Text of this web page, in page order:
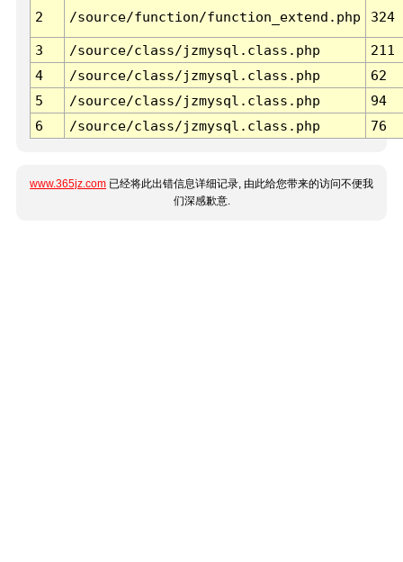
2 /source/function/function_extend.php 324
3 /source/class/jzmysql.class.php
211
4
/source/class/jzmysql.class.php
62
5
/source/class/jzmysql.class.php
94
6
/source/class/jzmysql.class.php 76
www.365jz.com 已经将此出错信息详细记录, 由此给您带来的访问不便我
们深感歉意.